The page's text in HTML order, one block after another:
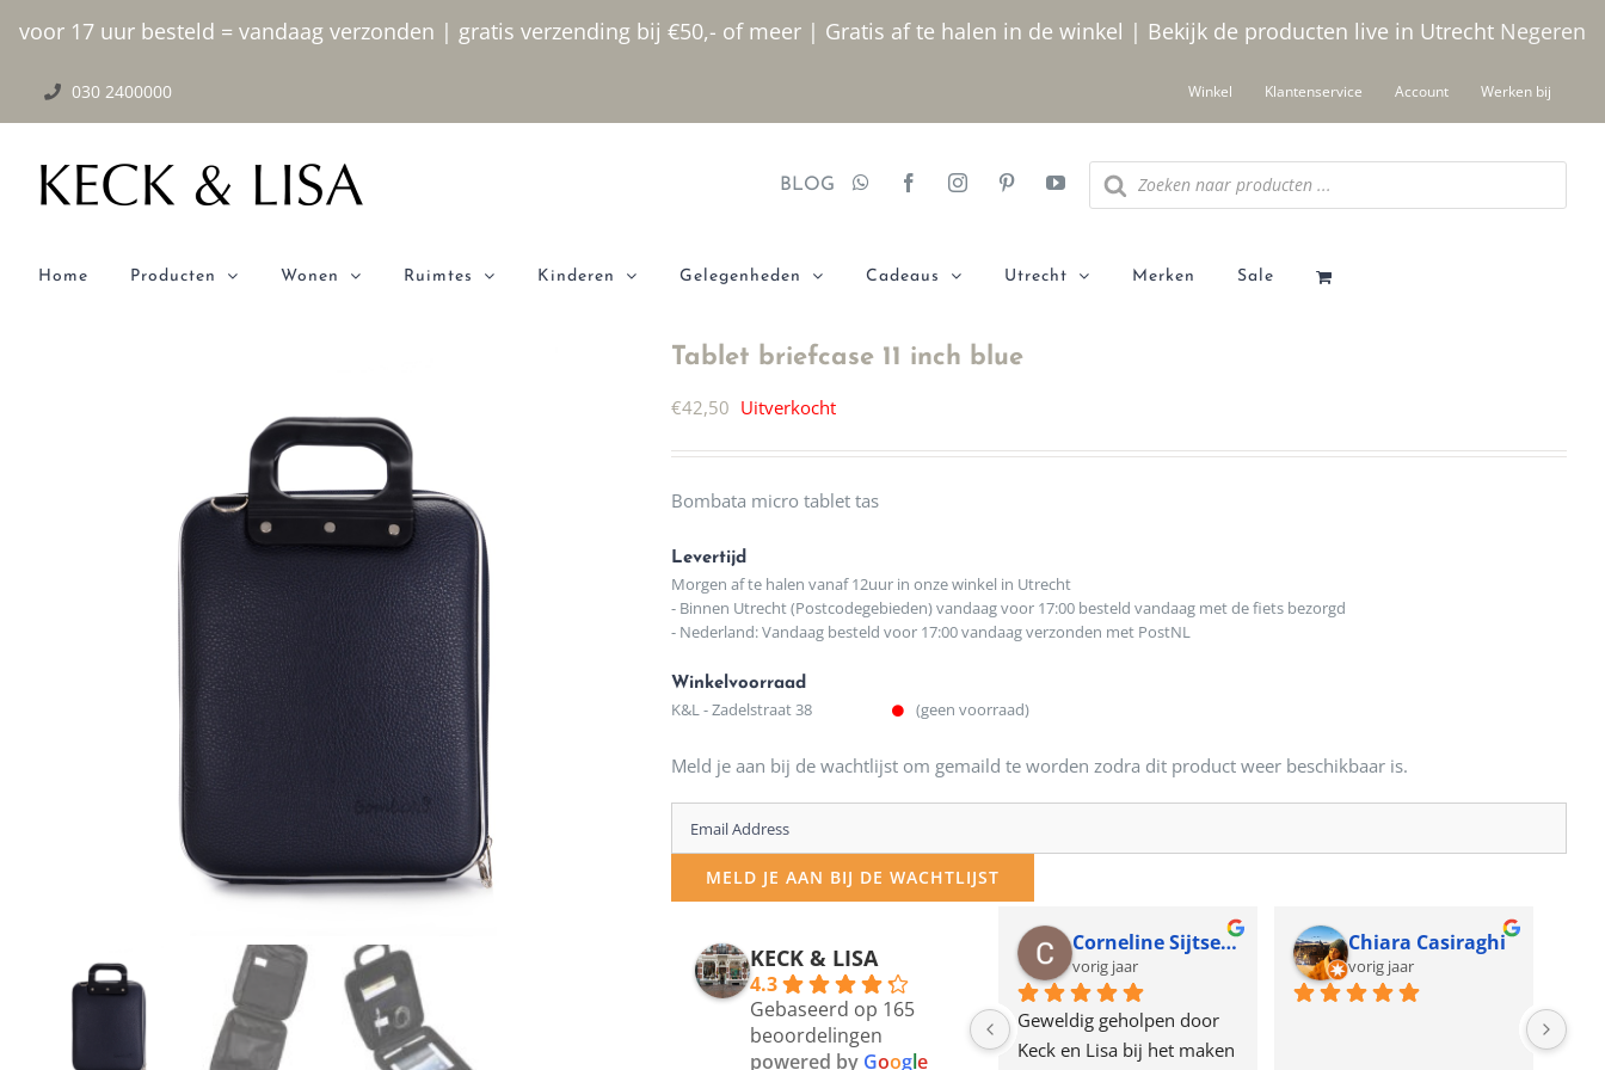
voor 17 uur besteld = vandaag verzonden | gratis verzending bij €50,- of meer | Gratis af te halen in de winkel | Bekijk de producten live in Utrecht Negeren
inhoud
030 2400000 Winkel Klantenservice Account Werken bij
BLOG
Producten
zoeken
Home Producten Wonen Ruimtes Kinderen Gelegenheden Cadeaus Utrecht Merken Sale
Tablet briefcase 11 inch blue
€42,50 Uitverkocht
Bombata micro tablet tas
Levertijd
Morgen af te halen vanaf 12uur in onze winkel in Utrecht
- Binnen Utrecht (Postcodegebieden) vandaag voor 17:00 besteld vandaag met de fiets bezorgd
- Nederland: Vandaag besteld voor 17:00 vandaag verzonden met PostNL
Winkelvoorraad
K&L - Zadelstraat 38 (geen voorraad)
Meld je aan bij de wachtlijst om gemaild te worden zodra dit product weer beschikbaar is.
Enter
your
email
MELD JE AAN BIJ DE WACHTLIJST
KECK & LISA
4.3
Gebaseerd op 165
beoordelingen
powered by Google
12 maanden geleden
Waarom in hemelsnaam
de woonwinkel op de
Corneline Sijtsema
vorig jaar
Geweldig geholpen door
Keck en Lisa bij het maken
Chiara Casiraghi
vorig jaar